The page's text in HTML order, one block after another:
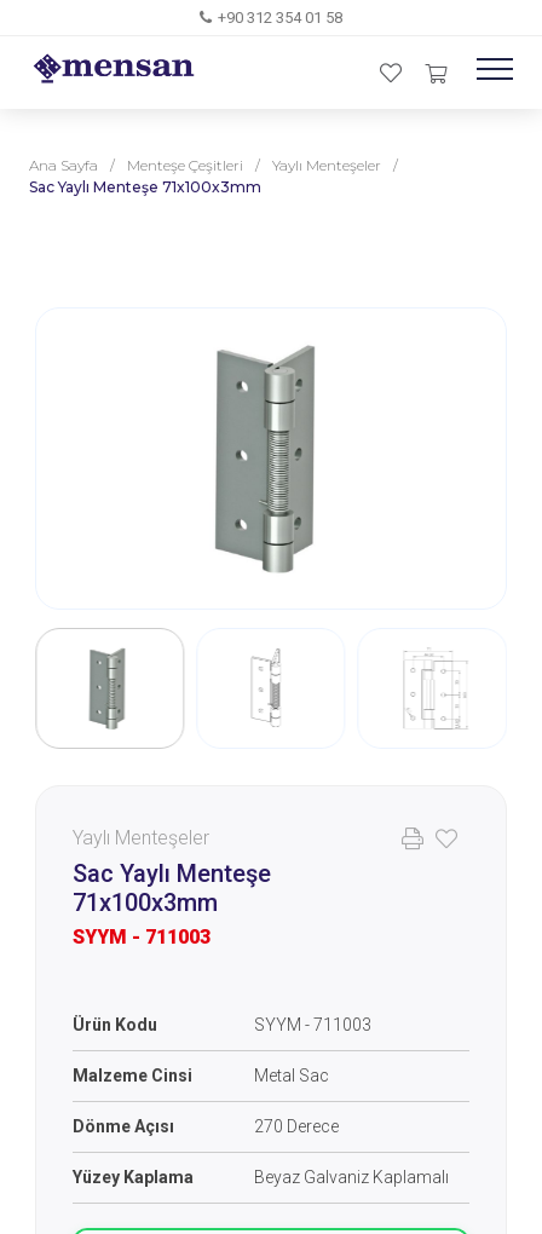
+90 312 354 01 58
Ana Sayfa / Menteşe Çeşitleri / Yaylı Menteşeler
/
Sac Yaylı Menteşe 71x100x3mm
Yaylı Menteşeler
Sac Yaylı Menteşe
71x100x3mm
SYYM - 711003
Ürün Kodu SYYM - 711003
Malzeme Cinsi Metal Sac
Dönme Açısı 270 Derece
Yüzey Kaplama Beyaz Galvaniz Kaplamalı